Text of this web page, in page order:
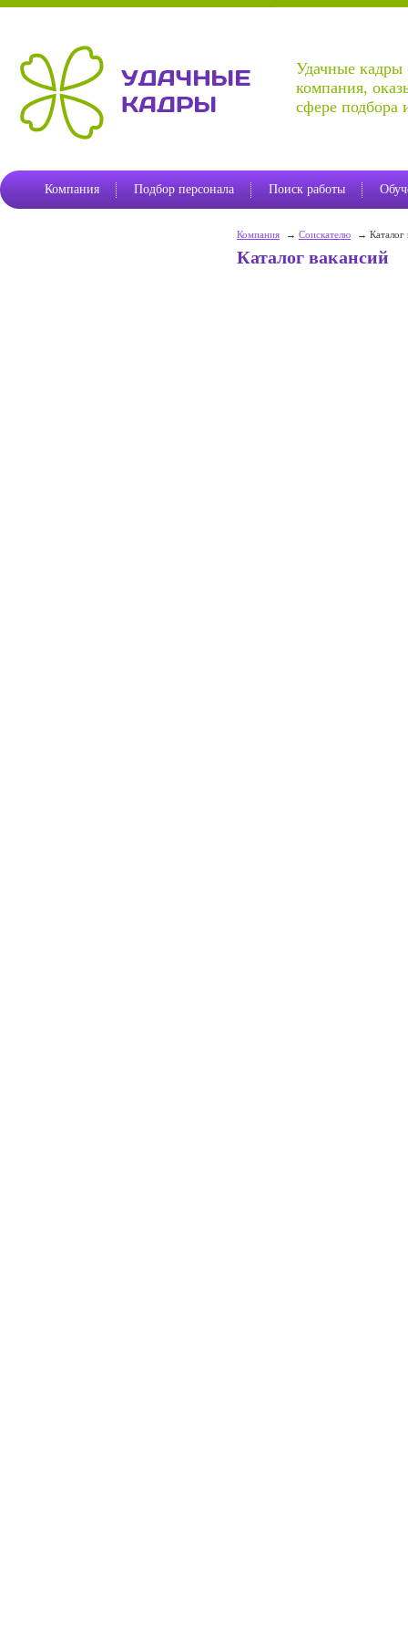
Удачные кадры
компания,
сфере подбора
ул.
Компания Подбор персонала Поиск работы
Компания Соискателю Каталог
Каталог вакансий